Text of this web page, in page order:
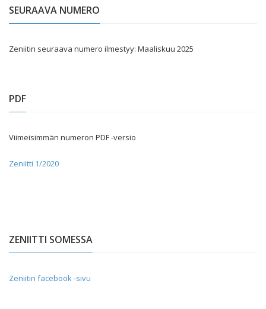
SEURAAVA NUMERO
Zeniitin seuraava numero ilmestyy: Maaliskuu 2025
PDF
Viimeisimmän numeron PDF -versio
Zeniitti 1/2020
ZENIITTI SOMESSA
Zeniitin facebook -sivu